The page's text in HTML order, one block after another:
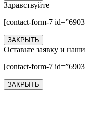
Здравствуйте
[contact-form-7
ЗАКРЫТЬ
Оставьте заявку и
[contact-form-7
ЗАКРЫТЬ